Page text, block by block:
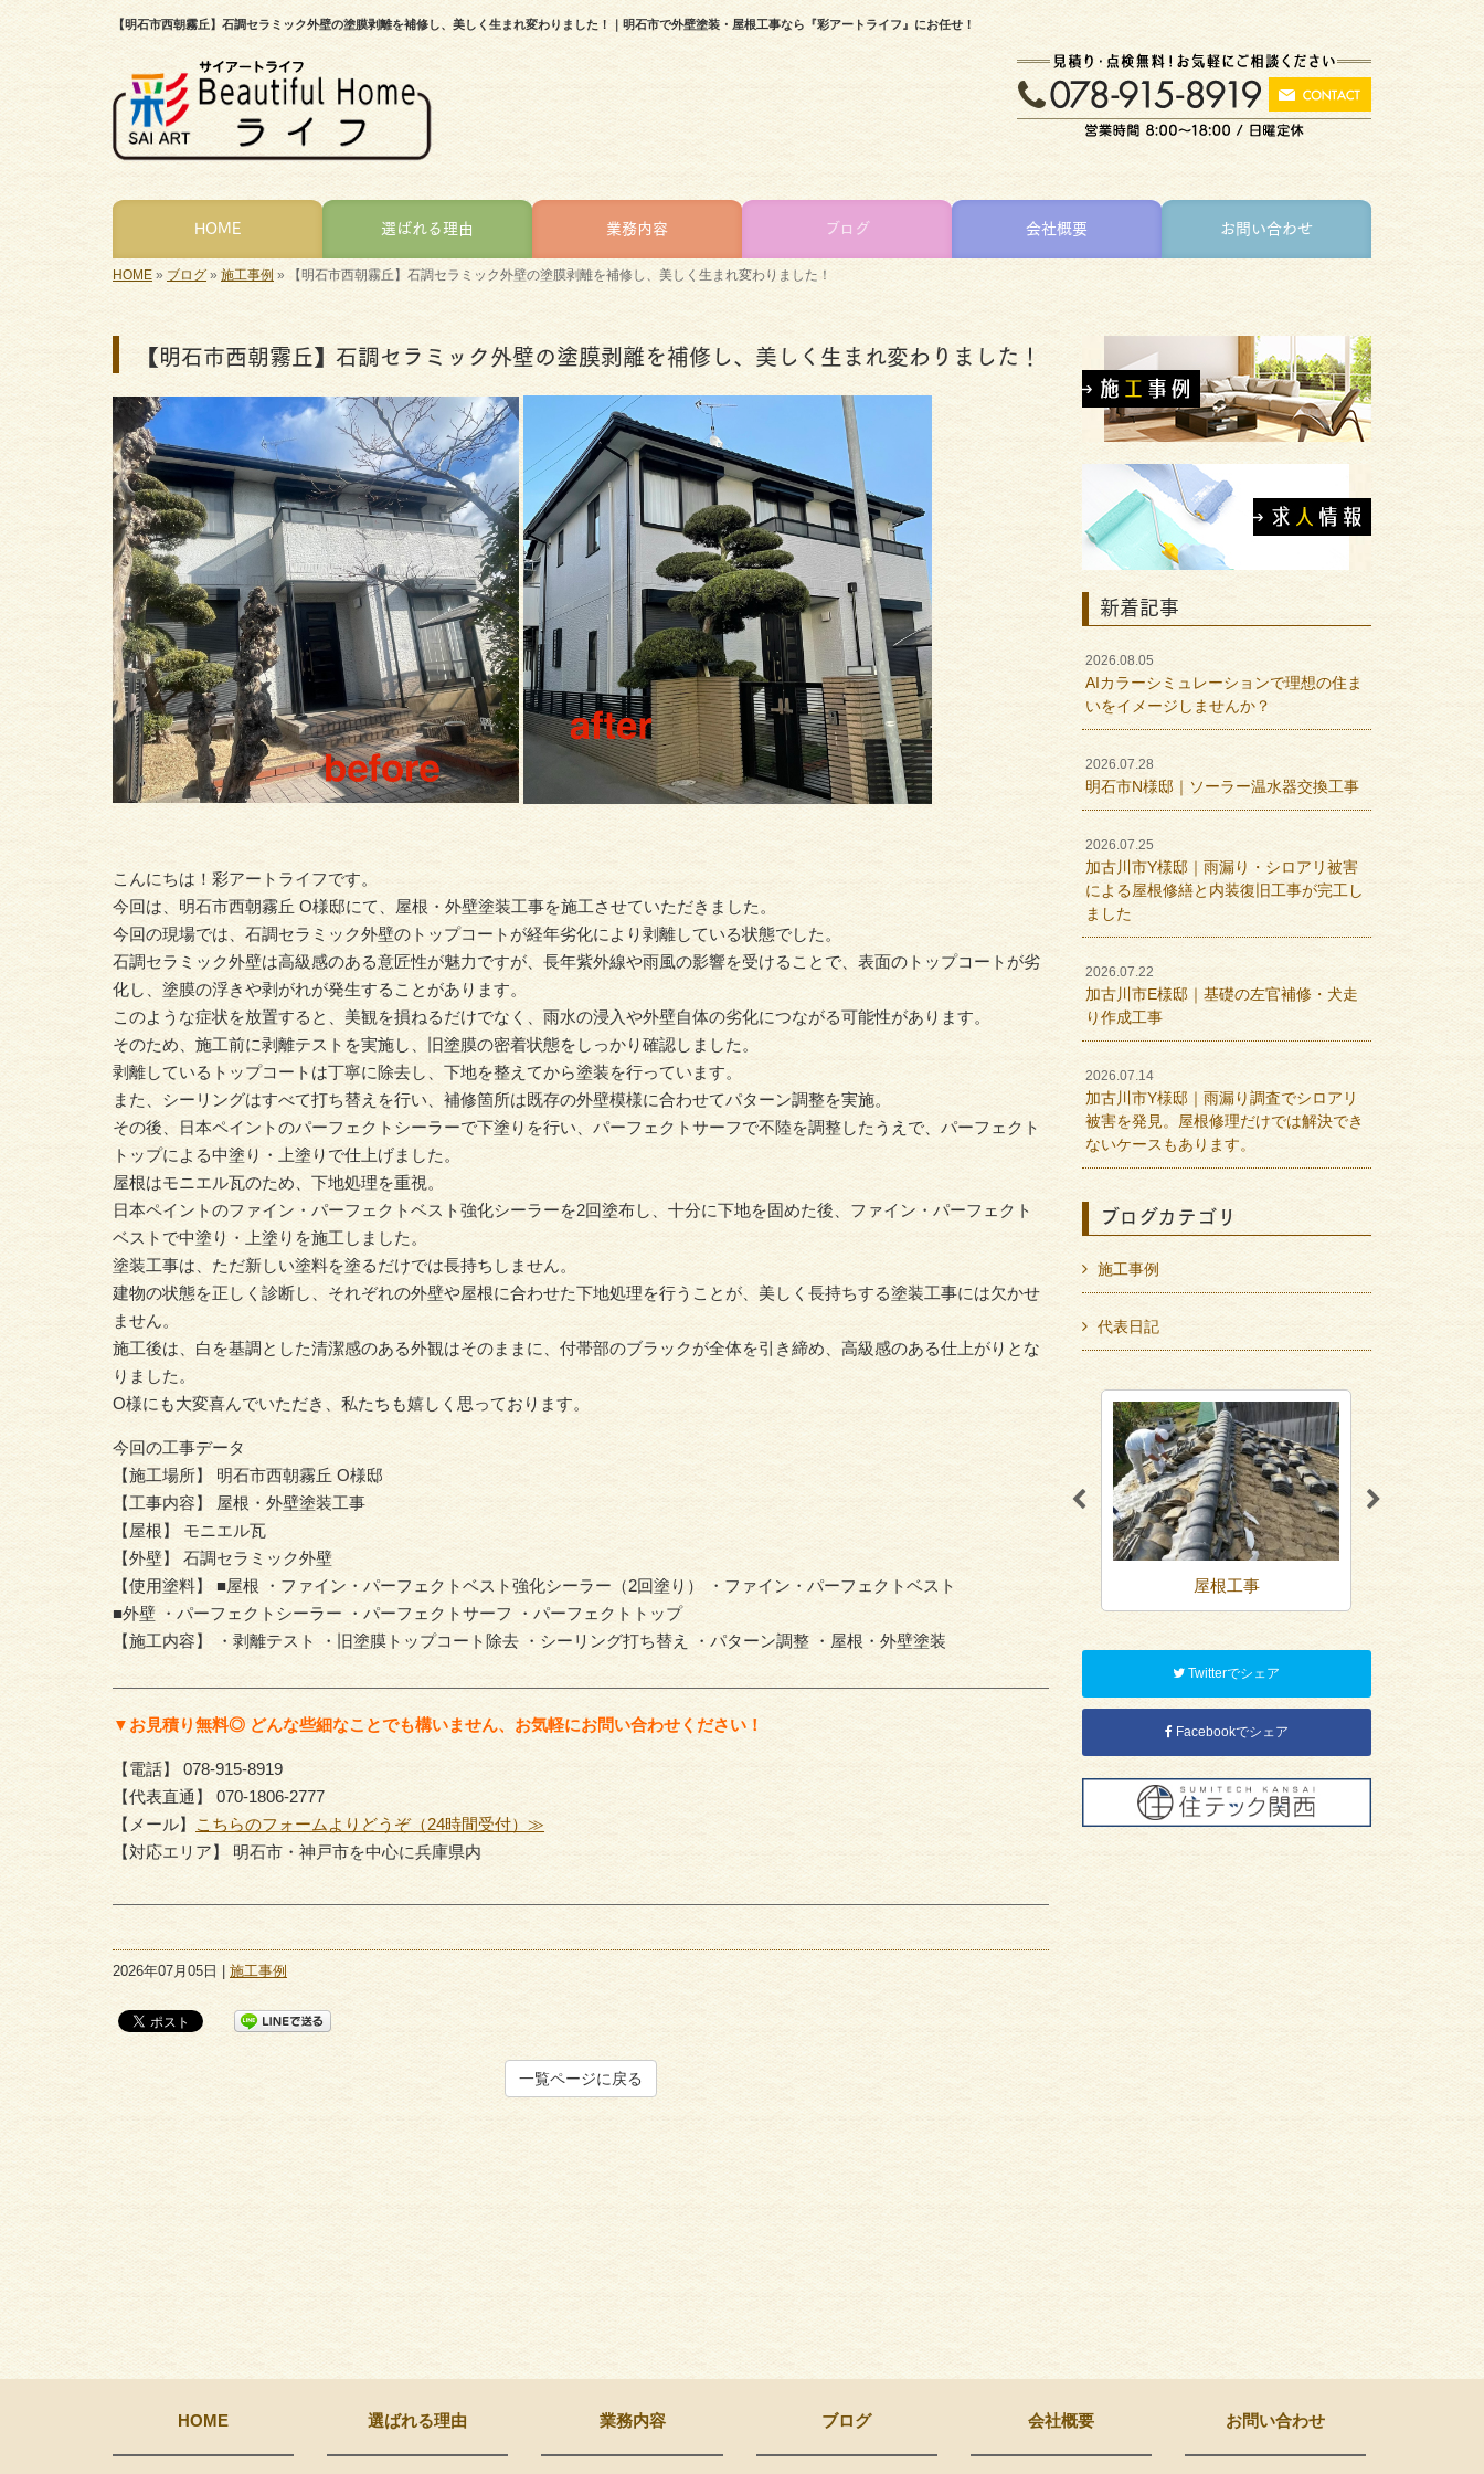
【明石市西朝霧丘】石調セラミック外壁の塗膜剥離を補修し、美しく生まれ変わりました！｜明石市で外壁塗装・屋根工事なら『彩アートライフ』にお任せ！
HOME 選ばれる理由 業務内容 ブログ 会社概要 お問い合わせ
HOME » ブログ» 施工事例 » 【明石市西朝霧丘】石調セラミック外壁の塗膜剥離を補修し、美しく生まれ変わりました！
【明石市西朝霧丘】石調セラミック外壁の塗膜剥離を補修し、美しく生まれ変わりました！
こんにちは！彩アートライフです。
今回は、明石市西朝霧丘 O様邸にて、屋根・外壁塗装工事を施工させていただきました。
今回の現場では、石調セラミック外壁のトップコートが経年劣化により剥離している状態でした。
石調セラミック外壁は高級感のある意匠性が魅力ですが、長年紫外線や雨風の影響を受けることで、表面のトップコートが劣
化し、塗膜の浮きや剥がれが発生することがあります。
このような症状を放置すると、美観を損ねるだけでなく、雨水の浸入や外壁自体の劣化につながる可能性があります。
そのため、施工前に剥離テストを実施し、旧塗膜の密着状態をしっかり確認しました。
剥離しているトップコートは丁寧に除去し、下地を整えてから塗装を行っています。
また、シーリングはすべて打ち替えを行い、補修箇所は既存の外壁模様に合わせてパターン調整を実施。
その後、日本ペイントのパーフェクトシーラーで下塗りを行い、パーフェクトサーフで不陸を調整したうえで、パーフェクト
トップによる中塗り・上塗りで仕上げました。
屋根はモニエル瓦のため、下地処理を重視。
日本ペイントのファイン・パーフェクトベスト強化シーラーを2回塗布し、十分に下地を固めた後、ファイン・パーフェクト
ベストで中塗り・上塗りを施工しました。
塗装工事は、ただ新しい塗料を塗るだけでは長持ちしません。
建物の状態を正しく診断し、それぞれの外壁や屋根に合わせた下地処理を行うことが、美しく長持ちする塗装工事には欠かせ
ません。
施工後は、白を基調とした清潔感のある外観はそのままに、付帯部のブラックが全体を引き締め、高級感のある仕上がりとな
りました。
O様にも大変喜んでいただき、私たちも嬉しく思っております。
今回の工事データ
【施工場所】 明石市西朝霧丘 O様邸
【工事内容】 屋根・外壁塗装工事
【屋根】 モニエル瓦
【外壁】 石調セラミック外壁
【使用塗料】 ■屋根 ・ファイン・パーフェクトベスト強化シーラー（2回塗り） ・ファイン・パーフェクトベスト
■外壁 ・パーフェクトシーラー ・パーフェクトサーフ ・パーフェクトトップ
【施工内容】 ・剥離テスト ・旧塗膜トップコート除去 ・シーリング打ち替え ・パターン調整 ・屋根・外壁塗装
▼お見積り無料◎ どんな些細なことでも構いません、お気軽にお問い合わせください！
【電話】 078-915-8919
【代表直通】 070-1806-2777
【メール】 こちらのフォームよりどうぞ（24時間受付）≫
【対応エリア】 明石市・神戸市を中心に兵庫県内
2026年07月05日 | 施工事例
一覧ページに戻る
新着記事
2026.08.05
AIカラーシミュレーションで理想の住ま
いをイメージしませんか？
2026.07.28
明石市N様邸｜ソーラー温水器交換工事
2026.07.25
加古川市Y様邸｜雨漏り・シロアリ被害
による屋根修繕と内装復旧工事が完工し
ました
2026.07.22
加古川市E様邸｜基礎の左官補修・犬走
り作成工事
2026.07.14
加古川市Y様邸｜雨漏り調査でシロアリ
被害を発見。屋根修理だけでは解決でき
ないケースもあります。
ブログカテゴリ
施工事例
代表日記
外壁・サイディング 外壁塗装 屋根工事 内装
Twitterでシェア
Facebookでシェア
HOME 選ばれる理由 業務内容 ブログ 会社概要 お問い合わせ